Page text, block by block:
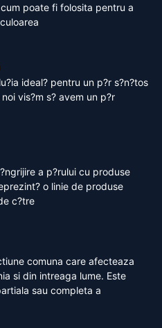
poate fi folosita pentru a
ideal? pentru un p?r s?n?tos
vis?m s? avem un p?r
a p?rului cu produse
o linie de produse
c?tre
comuna care afecteaza
si din intreaga lume. Este
sau completa a